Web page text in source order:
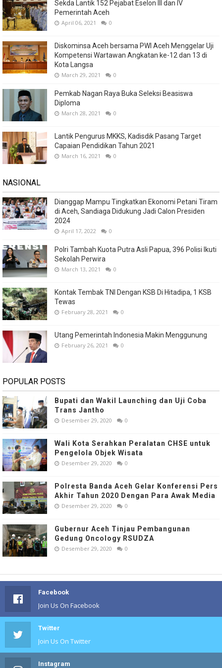
Sekda Lantik 152 Pejabat Eselon III dan IV
Pemerintah Aceh
April 06, 2021 0
Diskominsa Aceh bersama PWI Aceh Menggelar Uji
Kompetensi Wartawan Angkatan ke-12 dan 13 di
Kota Langsa
March 29, 2021 0
Pemkab Nagan Raya Buka Seleksi Beasiswa
Diploma
March 28, 2021 0
Lantik Pengurus MKKS, Kadisdik Pasang Target
Capaian Pendidikan Tahun 2021
March 16, 2021 0
NASIONAL
Dianggap Mampu Tingkatkan Ekonomi Petani Tiram
di Aceh, Sandiaga Didukung Jadi Calon Presiden
2024
April 17, 2022 0
Polri Tambah Kuota Putra Asli Papua, 396 Polisi Ikuti
Sekolah Perwira
March 13, 2021 0
Kontak Tembak TNI Dengan KSB Di Hitadipa, 1 KSB
Tewas
February 28, 2021 0
Utang Pemerintah Indonesia Makin Menggunung
February 26, 2021 0
POPULAR POSTS
Bupati dan Wakil Launching dan Uji Coba
Trans Jantho
Desember 29, 2020 0
Wali Kota Serahkan Peralatan CHSE untuk
Pengelola Objek Wisata
Desember 29, 2020 0
Polresta Banda Aceh Gelar Konferensi Pers
Akhir Tahun 2020 Dengan Para Awak Media
Desember 29, 2020 0
Gubernur Aceh Tinjau Pembangunan
Gedung Oncology RSUDZA
Desember 29, 2020 0
Facebook
Join Us On Facebook
Twitter
Join Us On Twitter
Instagram